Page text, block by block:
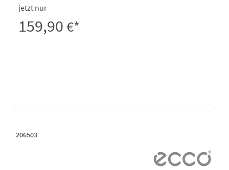
jetzt nur
159,90€*
206503